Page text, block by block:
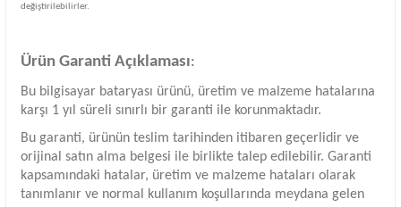
değiştirilebilirler.
Ürün Garanti Açıklaması:
Bu bilgisayar bataryası ürünü, üretim ve malzeme hatalarına
karşı 1 yıl süreli sınırlı bir garanti ile korunmaktadır.
Bu garanti, ürünün teslim tarihinden itibaren geçerlidir ve
orijinal satın alma belgesi ile birlikte talep edilebilir. Garanti
kapsamındaki hatalar, üretim ve malzeme hataları olarak
tanımlanır ve normal kullanım koşullarında meydana gelen